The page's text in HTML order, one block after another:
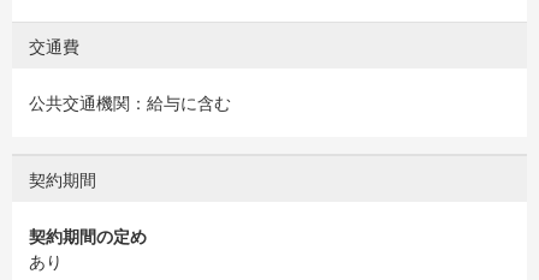
交通費
公共交通機関：給与に含む
契約期間
契約期間の定め
あり